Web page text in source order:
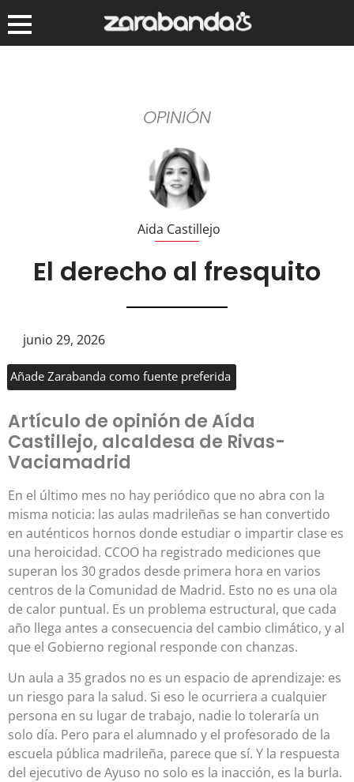
OPINIÓN
Aida Castillejo
El derecho al fresquito
junio 29, 2026
Añade Zarabanda como fuente preferida
Artículo de opinión de Aída
Castillejo, alcaldesa de Rivas-
Vaciamadrid
En el último mes no hay periódico que no abra con la
misma noticia: las aulas madrileñas se han convertido
en auténticos hornos donde estudiar o impartir clase es
una heroicidad. CCOO ha registrado mediciones que
superan los 30 grados desde primera hora en varios
centros de la Comunidad de Madrid. Esto no es una ola
de calor puntual. Es un problema estructural, que cada
año llega antes a consecuencia del cambio climático, y al
que el Gobierno regional responde con chanzas.
Un aula a 35 grados no es un espacio de aprendizaje: es
un riesgo para la salud. Si eso le ocurriera a cualquier
persona en su lugar de trabajo, nadie lo toleraría un
solo día. Pero para el alumnado y el profesorado de la
escuela pública madrileña, parece que sí. Y la respuesta
del ejecutivo de Ayuso no solo es la inacción, es la burla.